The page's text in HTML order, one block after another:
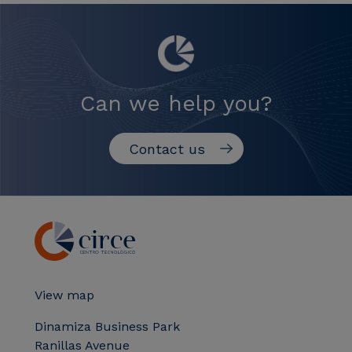
Can we help you?
Contact us
View map
Dinamiza Business Park
Ranillas Avenue